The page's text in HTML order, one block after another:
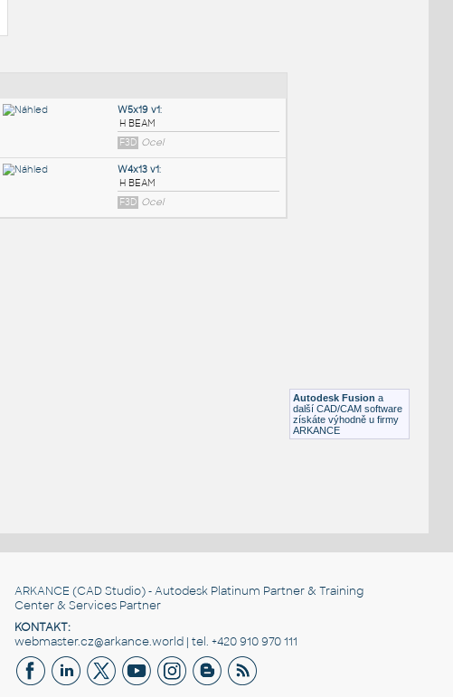
F3D Ocel
Autodesk Fusion a
další CAD/CAM software
získáte výhodně u firmy
ARKANCE
ARKANCE (CAD Studio) - Autodesk Platinum Partner & Training
Center & Services Partner
KONTAKT:
webmaster.cz@arkance.world | tel. +420 910 970 111